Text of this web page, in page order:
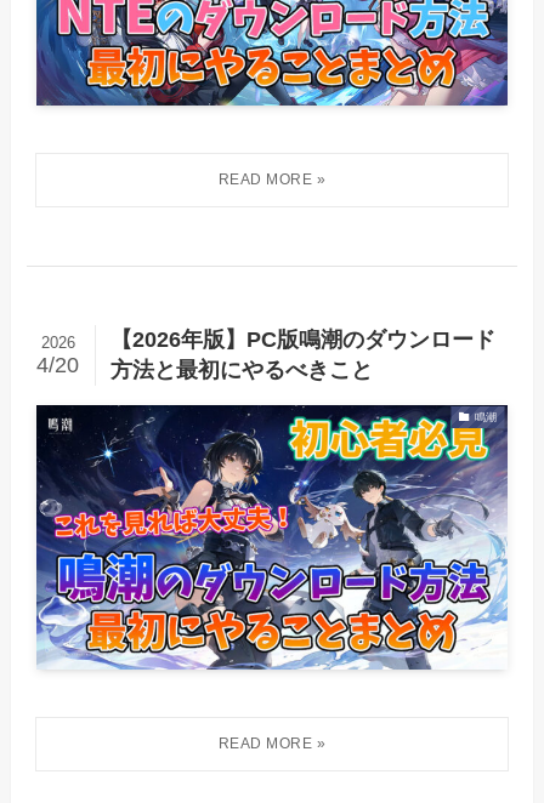
【2026年版】PC版鳴潮のダウンロード
方法と最初にやるべきこと
2026
4/20
鳴潮